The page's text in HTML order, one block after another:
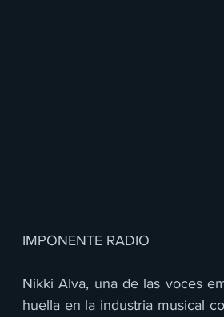
IMPONENTE RADIO
Nikki Alva, una de las voces
huella en la industria musical